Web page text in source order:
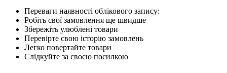
Переваги наявності облікового запису:
Робіть свої замовлення ще швидше
Збережіть улюблені товари
Перевірте свою історію замовлень
Легко повертайте товари
Слідкуйте за своєю посилкою